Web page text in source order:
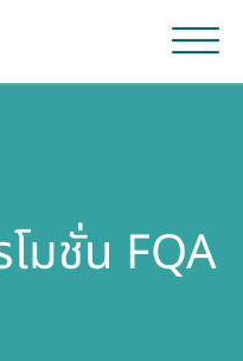
โมชั่น FQA